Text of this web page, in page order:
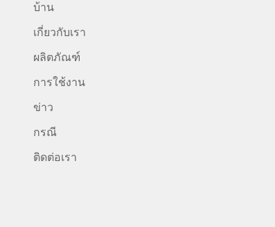
บ้าน
เกี่ยวกับเรา
ผลิตภัณฑ์
การใช้งาน
ข่าว
กรณี
ติดต่อเรา